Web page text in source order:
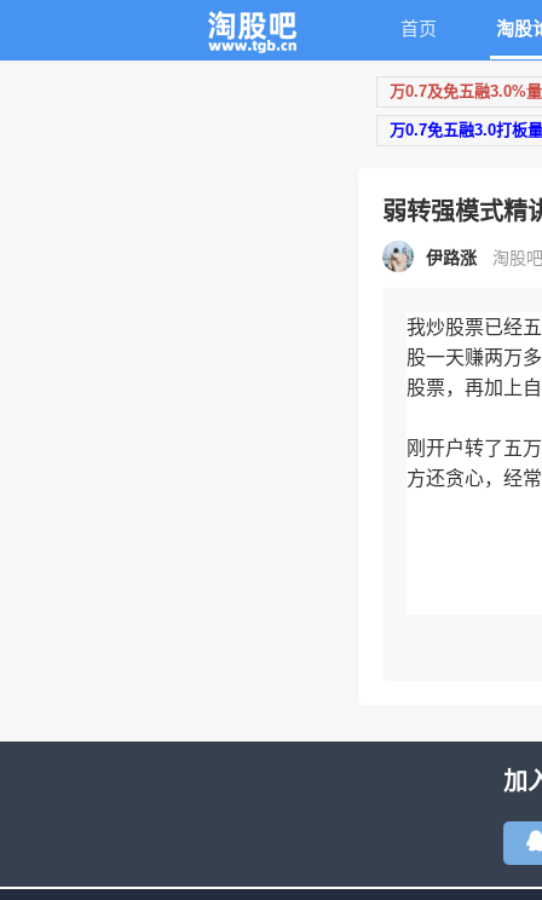
首页 淘股
万0.7及免五融3.0%
万0.7免五融3.0打板
弱转强模式精
伊路涨 淘股
我炒股票已经
股一天赚两万
股票，再加上
刚开户转了五
方还贪心，经
加